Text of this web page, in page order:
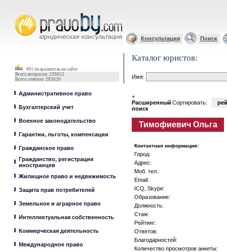
Консультация Поиск
491 пользователь на сайте
Всего вопросов: 239652
Всего ответов: 283620
Административное право
Бухгалтерский учет
Военное законодательство
Гарантии, льготы, компенсации
Гражданское право
Гражданство, регистрация
иностранцев
Жилищное право и недвижимость
Защита прав потребителей
Земельное и аграрное право
Интеллектуальная собственность
Коммерческая деятельность
Международное право
Каталог юристов:
Имя:
+
Расширенный
поиск
Сортировать:
Тимофиевич Ольга
Контактная информация:
Город:
Адрес:
Моб. тел.:
Email:
ICQ, Skype:
Образование:
Должность:
Стаж:
Рейтинг:
Ответов:
Благодарностей:
Количество просмотров анкеты: